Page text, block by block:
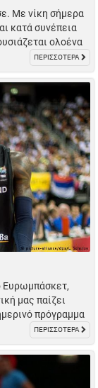
Με νίκη σήμερα
κατά συνέπεια
ολοένα
ΠΕΡΙΣΣΟΤΕΡΑ
Ευρωμπάσκετ,
μας παίζει
πρόγραμμα
ΠΕΡΙΣΣΟΤΕΡΑ